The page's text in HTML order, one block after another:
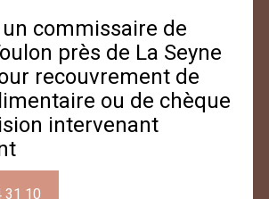
commissaire de
près de La Seyne
recouvrement de
ou de chèque
intervenant
31 10